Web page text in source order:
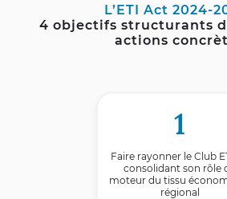
L’ETI Act 2024-
4 objectifs structurants
actions
1
Faire rayonner le Club
consolidant son rôle
moteur du tissu
régional